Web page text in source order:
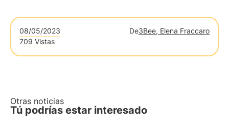
08/05/2023 De3Bee, Elena Fraccaro
709 Vistas
Otras noticias
Tú podrías estar interesado